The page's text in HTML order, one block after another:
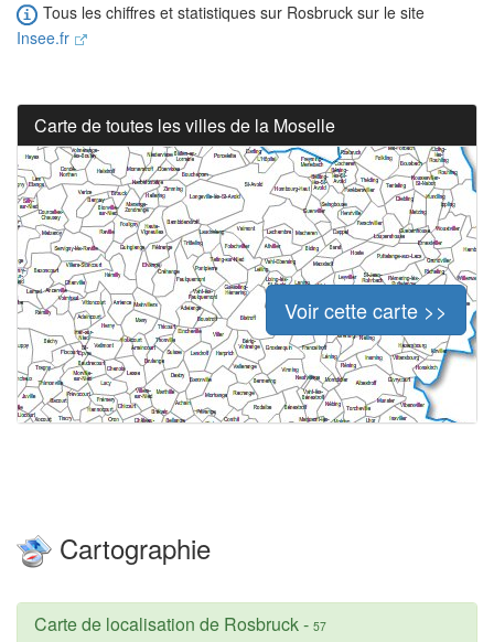
Tous les chiffres et statistiques sur Rosbruck sur le site
Insee.fr
Carte de toutes les villes de la Moselle
Voir cette carte >>
Cartographie
Carte de localisation de Rosbruck- 57